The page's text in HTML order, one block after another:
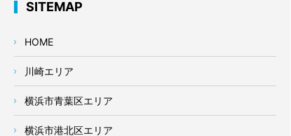
SITEMAP
HOME
川崎エリア
横浜市青葉区エリア
横浜市港北区エリア